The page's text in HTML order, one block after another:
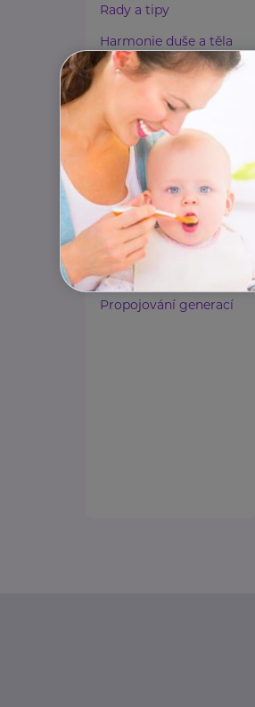
Rady a tipy
Harmonie duše a těla
Zaměstnávání osob ze
zdravotním
postižením
Lázeňství a wellness
Zdravé spaní a sezení
Zdravé obutí
Zdravotnické potřeby
Cestování
Propojování generací